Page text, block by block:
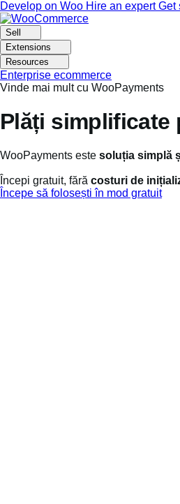
Skip
to
navigation
Skip
to
content
Develop on Woo Hire an expertGet
Sell
Extensions
Resources
Enterprise ecommerce
Vinde mai mult cu WooPayments
Plăți simplificate
WooPayments este soluția simplă
Începi gratuit, fără costuri de
Începe să folosești în mod gratuit